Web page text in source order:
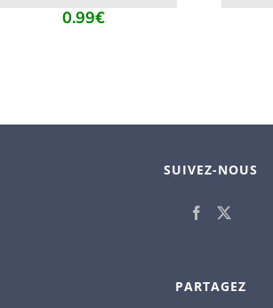
0.99€
SUIVEZ-NOUS
PARTAGEZ